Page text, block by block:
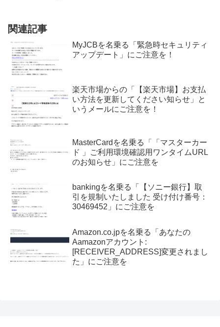
関連記事
MyJCBを名乗る「緊急時セキュリティ
アップデート」にご注意を！
楽天市場からの「【楽天市場】お支払
い方法を更新してください知らせ」と
いうメールにご注意を！
MasterCardを名乗る「「マスターカー
ド 」ご利用環境確認用ワンタイムURL
のお知らせ」にご注意を
bankingを名乗る「【ソニー銀行】取
引を規制いたしました 受け付け番号：
30469452」にご注意を
Amazon.co.jpを名乗る「あなたの
Aamazonアカウント:
[RECEIVER_ADDRESS]変更されまし
た」にご注意を